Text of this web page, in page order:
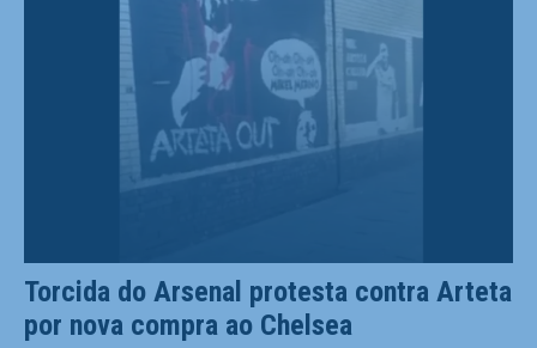
Torcida do Arsenal protesta contra Arteta
por nova compra ao Chelsea